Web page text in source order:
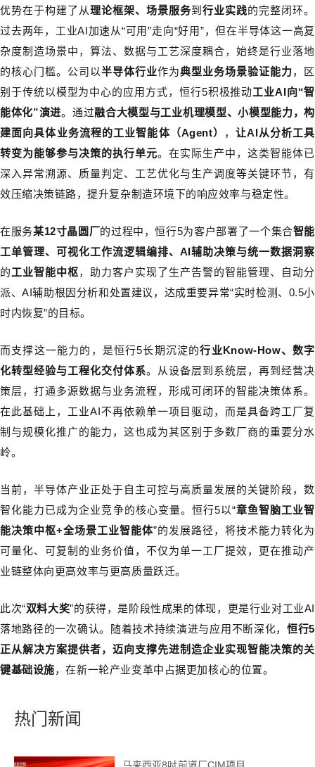
优势在于构建了从理论框架、场景服务到行业实践的完整闭环。
过去两年，工业AI加速从“可用”走向“好用”，但在半导体这一高复
杂度制造场景中，算法、数据与工艺深度耦合，始终是行业落地
的核心门槛。公司以半导体行业作为典型业务场景验证能力， 区
别于传统以模型为中心的应用方式，恒行5积极推动工业AI向“智
能体化”演进。通过融合大模型与工业机理模型、小模型能力，构
建面向具体业务流程的工业智能体（Agent）
，让AI从分析工具
转变为能够参与决策的执行单元。在实际生产中，这类智能体已
深入异常溯源、质量判定、工艺优化与生产调度等关键环节，有
效压缩决策链路，提升复杂制造环境下的响应效率与稳定性。
在服务某12寸晶圆厂的过程中 ，恒行5为客户部署了一个集合智能
工单管理、可视化工作流逻辑编排、 AI辅助决策与统一数据洞察
的工业智能中枢，助力客户 实现了生产告警的智能管理、自动分
派、AI辅助根因分析和处置建议，达成重要异常“实时检测、0.5小
时内恢复”的目标。
而支撑这一能力的，是恒行5长期沉淀的行业Know-How、数字
化转型经验与工程化交付体系。从设备层到系统层，再到经营决
策层，打通多源数据与业务流程，形成可闭环的智能决策体系。
在此基础上，工业AI不再依赖单一项目驱动，而是具备跨工厂复
制与规模化推广的能力，这也成为其区别于多数厂商的重要分水
岭。
当前，半导体产业正处于自主可控与高质量发展的关键阶段，数
智化能力已成为企业竞争的核心变量。恒行5以“章鱼智脑工业智
能决策中枢+全场景工业智能体”的发展路径，将技术能力转化为
可量化、可复制的业务价值，不仅为单一工厂提效，更在推动产
业链整体向更高效率与更高质量跃迁。
此次“双料大奖”的获得，是阶段性成果的体现，更是行业对工业AI
落地路径的一次确认。随着技术持续演进与应用不断深化，恒行5
正从解决方案提供者，迈向支撑先进制造企业实现智能决策的关
键基础设施，在新一轮产业变革中占据更加核心的位置。
热门新闻